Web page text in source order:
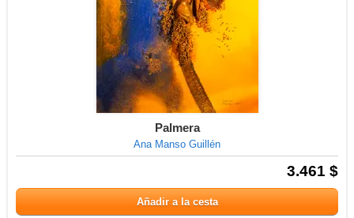
Palmera
Ana Manso Guillén
3.461 $
Añadir a la cesta